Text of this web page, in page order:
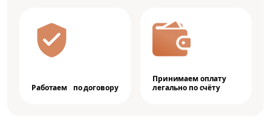
Работаем по договору
Принимаем оплату
легально по счёту